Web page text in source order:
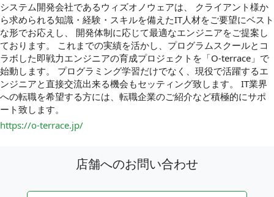
システム開発会社であるウィズオノウェアは、 クライアント様か
ら求められる知識・経験・スキルを備えたIT人材をご要望にベスト
な形でお応えし、 開発体制に応じて最適なエンジニアをご提案し
ております。 これまでの実績を活かし、プログラムスクールとコ
ラボした即戦力エンジニアの育成プロジェクトを「O-terrace」で
始動します。 プログラミング学習だけでなく、現役で活躍するエ
ンジニアと直接交流出来る機会もセッティング致します。 IT業界
への転職を希望する方には、転職企業のご紹介など積極的にサポ
ート致します。
https://o-terrace.jp/
店舗へのお問い合わせ